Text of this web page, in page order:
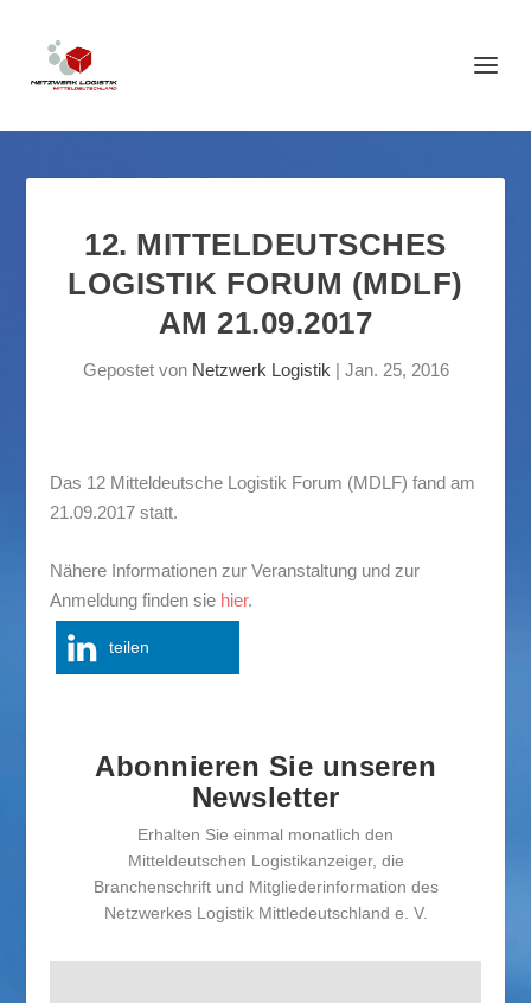
12. MITTELDEUTSCHES
LOGISTIK FORUM (MDLF)
AM 21.09.2017
Gepostet von Netzwerk Logistik | Jan. 25, 2016
Das 12 Mitteldeutsche Logistik Forum (MDLF) fand am
21.09.2017 statt.
Nähere Informationen zur Veranstaltung und zur
Anmeldung finden sie hier.
teilen
Abonnieren Sie unseren
Newsletter
Erhalten Sie einmal monatlich den
Mitteldeutschen Logistikanzeiger, die
Branchenschrift und Mitgliederinformation des
Netzwerkes Logistik Mittledeutschland e. V.